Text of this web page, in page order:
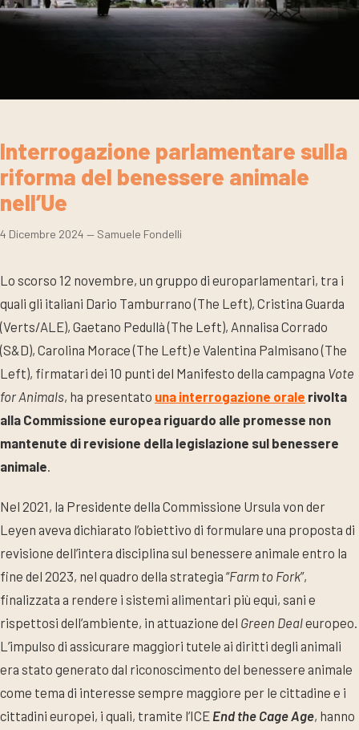
Interrogazione parlamentare sulla
riforma del benessere animale
nell’Ue
4 Dicembre 2024 — Samuele Fondelli
Lo scorso 12 novembre, un gruppo di europarlamentari, tra i
quali gli italiani Dario Tamburrano (The Left), Cristina Guarda
(Verts/ALE), Gaetano Pedullà (The Left), Annalisa Corrado
(S&D), Carolina Morace (The Left) e Valentina Palmisano (The
Left), firmatari dei 10 punti del Manifesto della campagna Vote
for Animals, ha presentato una interrogazione orale rivolta
alla Commissione europea riguardo alle promesse non
mantenute di revisione della legislazione sul benessere
animale.
Nel 2021, la Presidente della Commissione Ursula von der
Leyen aveva dichiarato l’obiettivo di formulare una proposta di
revisione dell’intera disciplina sul benessere animale entro la
fine del 2023, nel quadro della strategia “Farm to Fork”,
finalizzata a rendere i sistemi alimentari più equi, sani e
rispettosi dell’ambiente, in attuazione del Green Dealeuropeo.
L’impulso di assicurare maggiori tutele ai diritti degli animali
era stato generato dal riconoscimento del benessere animale
come tema di interesse sempre maggiore per le cittadine e i
cittadini europei, i quali, tramite l’ICE End the Cage Age, hanno